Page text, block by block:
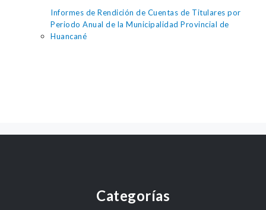
Informes de Rendición de Cuentas de Titulares por
Periodo Anual de la Municipalidad Provincial de
Huancané
Categorías